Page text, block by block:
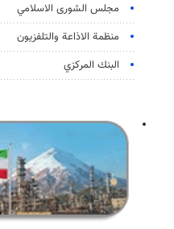
مجلس الشورى الاسلامي
منظمة الاذاعة والتلفزیون
البنك المركزي